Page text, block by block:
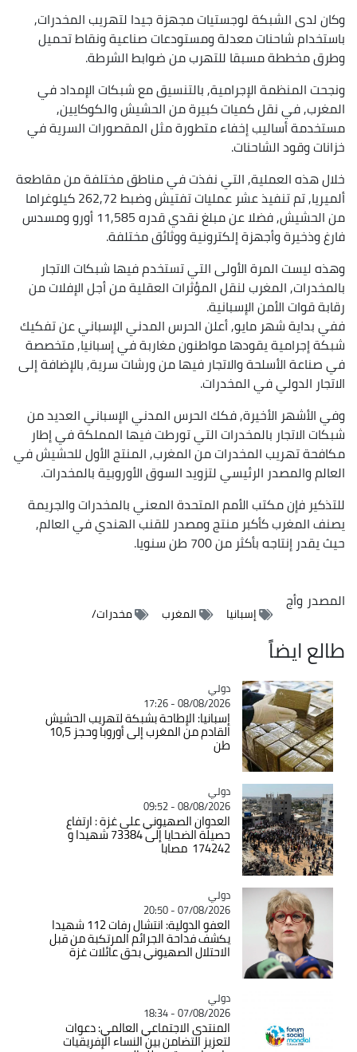
وكان لدى الشبكة لوجستيات مجهزة جيدا لتهريب المخدرات,
باستخدام شاحنات معدلة ومستودعات صناعية ونقاط تحميل
وطرق مخططة مسبقا للتهرب من ضوابط الشرطة.
ونجحت المنظمة الإجرامية, بالتنسيق مع شبكات الإمداد في
المغرب, في نقل كميات كبيرة من الحشيش والكوكايين,
مستخدمة أساليب إخفاء متطورة مثل المقصورات السرية في
خزانات وقود الشاحنات.
خلال هذه العملية, التي نفذت في مناطق مختلفة من مقاطعة
ألميريا, تم تنفيذ عشر عمليات تفتيش وضبط 262,72 كيلوغراما
من الحشيش, فضلا عن مبلغ نقدي قدره 11,585 أورو ومسدس
فارغ وذخيرة وأجهزة إلكترونية ووثائق مختلفة.
وهذه ليست المرة الأولى التي تستخدم فيها شبكات الاتجار
بالمخدرات, المغرب لنقل المؤثرات العقلية من أجل الإفلات من
رقابة قوات الأمن الإسبانية.
ففي بداية شهر مايو, أعلن الحرس المدني الإسباني عن تفكيك
شبكة إجرامية يقودها مواطنون مغاربة في إسبانيا, متخصصة
في صناعة الأسلحة والاتجار فيها من ورشات سرية, بالإضافة إلى
الاتجار الدولي في المخدرات.
وفي الأشهر الأخيرة, فكك الحرس المدني الإسباني العديد من
شبكات الاتجار بالمخدرات التي تورطت فيها المملكة في إطار
مكافحة تهريب المخدرات من المغرب, المنتج الأول للحشيش في
العالم والمصدر الرئيسي لتزويد السوق الأوروبية بالمخدرات.
للتذكير فإن مكتب الأمم المتحدة المعني بالمخدرات والجريمة
يصنف المغرب كأكبر منتج ومصدر للقنب الهندي في العالم,
حيث يقدر إنتاجه بأكثر من 700 طن سنويا.
المصدروأج
إسبانيا المغرب مخدرات/
طالع ايضاً
Catégorie
دولي
08/08/2026 - 17:26
إسبانيا: الإطاحة بشبكة لتهريب الحشيش
القادم من المغرب إلى أوروبا وحجز 10,5
طن
Catégorie
دولي
08/08/2026 - 09:52
العدوان الصهيوني على غزة : ارتفاع
حصيلة الضحايا إلى 73384 شهيدا و
174242 مصابا
Catégorie
دولي
07/08/2026 - 20:50
العفو الدولية: انتشال رفات 112 شهيدا
يكشف فداحة الجرائم المرتكبة من قبل
الاحتلال الصهيوني بحق عائلات غزة
Catégorie
دولي
07/08/2026 - 18:34
المنتدى الاجتماعي العالمي: دعوات
لتعزيز التضامن بين النساء الإفريقيات